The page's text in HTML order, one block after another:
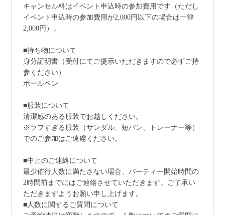
キャンセル料はイベント申込時の参加費用です（ただし
イベント申込時の参加費用が2,000円以下の場合は一律
2,000円）。
■持ち物について
身分証明書（受付にてご提示いただきますので必ずご持
参ください）
ボールペン
■服装について
清潔感のある服装でお越しください。
※ラフすぎる服装（サンダル、短パン、トレーナー等）
でのご参加はご遠慮ください。
■中止のご連絡について
最少催行人数に満たさない場合、パーティー開始時間の
2時間前までにはご連絡させていただきます。ご了承い
ただきますようお願い申し上げます。
■人数に関するご質問について